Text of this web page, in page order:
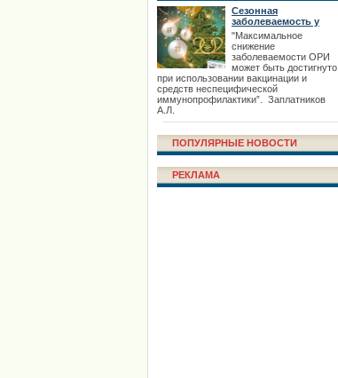
Сезонная
заболеваемость у
взрослых
"Максимальное
снижение
заболеваемости ОРИ
может быть достигнуто
при использовании вакцинации и
средств неспецифической
иммунопрофилактики”. Заплатников
А.Л.
ПОПУЛЯРНЫЕ НОВОСТИ
РЕКЛАМА